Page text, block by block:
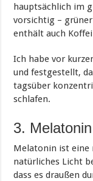
hauptsächlich im
vorsichtig –
enthält auch
Ich habe vor
und festgestellt,
tagsüber
schlafen.
3. Melatonin
Melatonin ist eine
natürliches Licht
dass es draußen